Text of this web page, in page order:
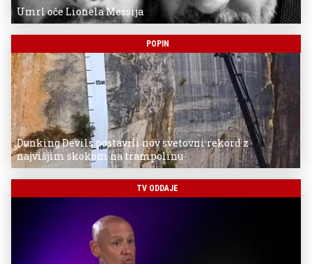
Umrl oče Lionela Messija
POPIN
Dunking Devils postavili nov svetovni rekord z
najvišjim skokom na trampolinu
TV ODDAJE